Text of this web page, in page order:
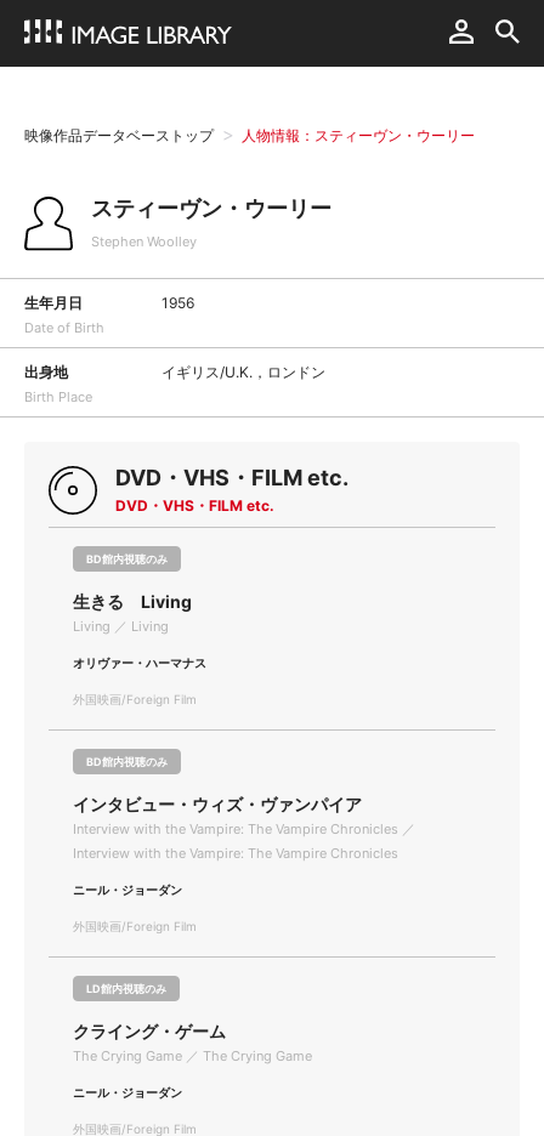
映像作品データベーストップ 人物情報：スティーヴン・ウーリー
スティーヴン・ウーリー
Stephen Woolley
生年月日
Date of Birth
1956
出身地
Birth Place
イギリス/U.K.，ロンドン
DVD・VHS・FILM etc.
DVD・VHS・FILM etc.
BD館内視聴のみ
生きる Living
Living ／ Living
オリヴァー・ハーマナス
外国映画/Foreign Film
BD館内視聴のみ
インタビュー・ウィズ・ヴァンパイア
Interview with the Vampire: The Vampire Chronicles ／
Interview with the Vampire: The Vampire Chronicles
ニール・ジョーダン
外国映画/Foreign Film
LD館内視聴のみ
クライング・ゲーム
The Crying Game ／ The Crying Game
ニール・ジョーダン
外国映画/Foreign Film